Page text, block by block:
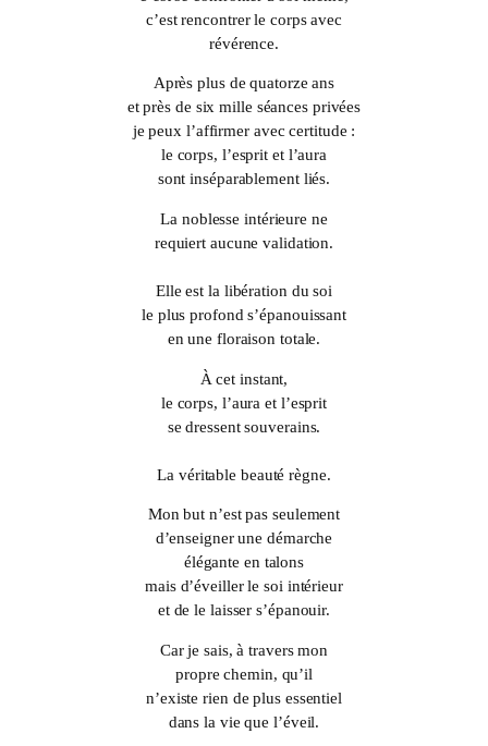
c’est rencontrer le corps avec
révérence.
Après plus de quatorze ans
et près de six mille séances privées
je peux l’affirmer avec certitude :
le corps, l’esprit et l’aura
sont inséparablement liés.
La noblesse intérieure ne
requiert aucune validation.
Elle est la libération du soi
le plus profond s’épanouissant
en une floraison totale.
À cet instant,
le corps, l’aura et l’esprit
se dressent souverains.
La véritable beauté règne.
Mon but n’est pas seulement
d’enseigner une démarche
élégante en talons
mais d’éveiller le soi intérieur
et de le laisser s’épanouir.
Car je sais, à travers mon
propre chemin, qu’il
n’existe rien de plus essentiel
dans la vie que l’éveil.